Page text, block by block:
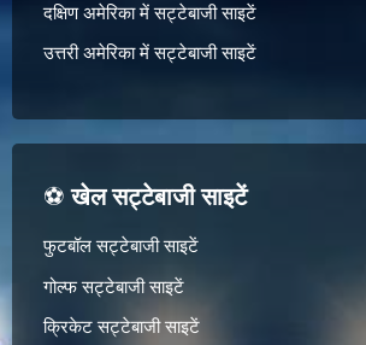
दक्षिण अमेरिका में सट्टेबाजी साइटें
उत्तरी अमेरिका में सट्टेबाजी साइटें
⚽खेल सट्टेबाजी साइटें
फुटबॉल सट्टेबाजी साइटें
गोल्फ सट्टेबाजी साइटें
क्रिकेट सट्टेबाजी साइटें